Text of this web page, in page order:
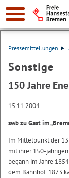
Suche:
Pressemitteilungen
Sonstige
150 Jahre
15.11.2004
swb zu Gast im
Im Mittelpunkt der
mit ihrer 150-
begann im Jahre
dem Bahnhof. 1873